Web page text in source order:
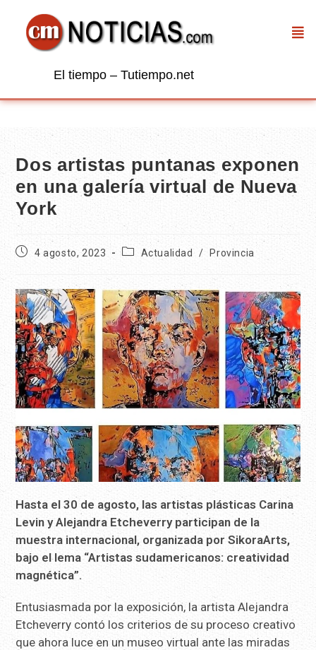
El tiempo – Tutiempo.net
Dos artistas puntanas exponen
en una galería virtual de Nueva
York
4 agosto, 2023 Actualidad / Provincia
Hasta el 30 de agosto, las artistas plásticas Carina
Levin y Alejandra Etcheverry participan de la
muestra internacional, organizada por SikoraArts,
bajo el lema “Artistas sudamericanos: creatividad
magnética”.
Entusiasmada por la exposición, la artista Alejandra
Etcheverry contó los criterios de su proceso creativo
que ahora luce en un museo virtual ante las miradas